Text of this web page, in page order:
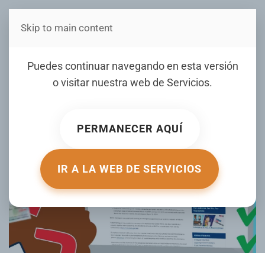
Estás en Telenord Medios
Puedes continuar navegando en esta versión
o visitar nuestra web de Servicios.
PERMANECER AQUÍ
IR A LA WEB DE SERVICIOS
Skip to main content
Omitir información en su
solicitud de visa puede ser
ESCRITO POR DO.USEMBASSY.GOV EL30 JULIO 2021